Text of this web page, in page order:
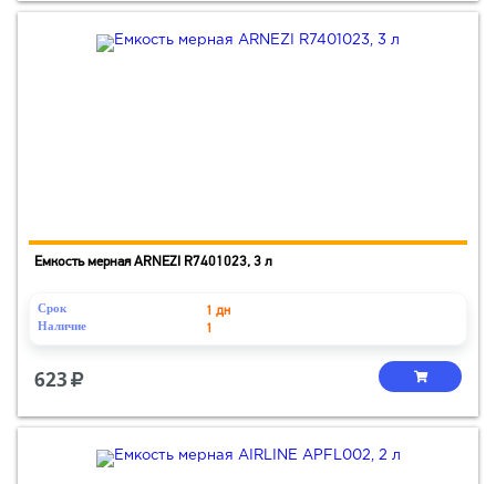
Емкость мерная ARNEZI R7401023, 3 л
Срок 1 дн
Наличие 1
623